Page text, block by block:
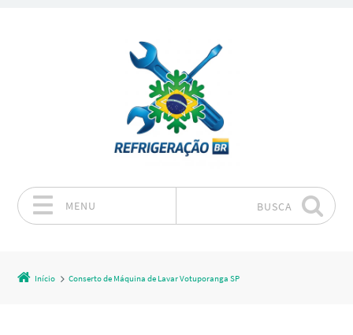
MENU BUSCA
Início Conserto de Máquina de Lavar Votuporanga SP